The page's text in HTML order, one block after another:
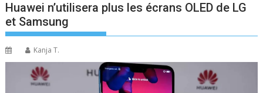
Huawei n’utilisera plus les écrans OLED de LG
et Samsung
Kanja T.